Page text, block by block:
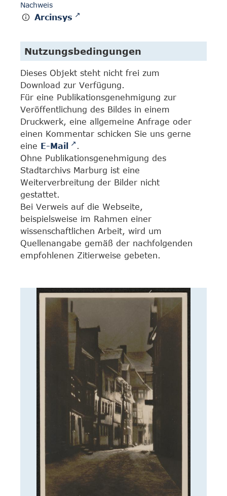
Nachweis
Arcinsys
Nutzungsbedingungen
Dieses Objekt steht nicht frei zum
Download zur Verfügung.
Für eine Publikationsgenehmigung zur
Veröffentlichung des Bildes in einem
Druckwerk, eine allgemeine Anfrage oder
einen Kommentar schicken Sie uns gerne
eine E-Mail
.
Ohne Publikationsgenehmigung des
Stadtarchivs Marburg ist eine
Weiterverbreitung der Bilder nicht
gestattet.
Bei Verweis auf die Webseite,
beispielsweise im Rahmen einer
wissenschaftlichen Arbeit, wird um
Quellenangabe gemäß der nachfolgenden
empfohlenen Zitierweise gebeten.